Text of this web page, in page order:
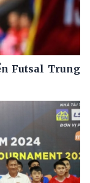
Futsal Trung